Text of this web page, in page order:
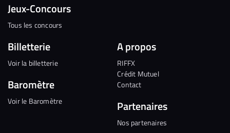
Jeux-Concours
Tous les concours
Billetterie
Voir la billetterie
Baromètre
Voir le Baromètre
A propos
RIFFX
Crédit Mutuel
Contact
Partenaires
Nos partenaires